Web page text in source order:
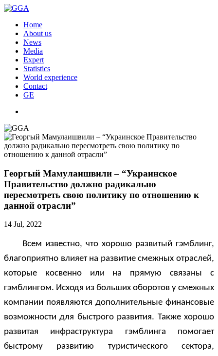
Home
About us
News
Media
Expert
Statistics
World experience
Contact
GE
Георгый Мамулаишвили – “Украинское
Правительство должно радикально
пересмотреть свою политику по отношению к
данной отрасли”
14 Jul, 2022
Всем известно, что хорошо развитый гэмблинг,
благоприятно влияет на развитие смежных отраслей,
которые косвенно или на прямую связаны с
гэмблингом. Исходя из больших оборотов у смежных
компании появляются дополнительные финансовые
возможности для быстрого развития. Также хорошо
развитая инфраструктура гэмблинга помогает
быстрому развитию туристического сектора,